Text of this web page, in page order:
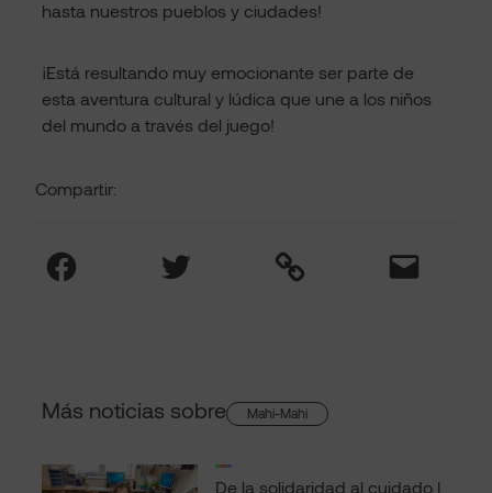
Compartir:
Facebook Twitter Link Mail
hasta nuestros pueblos y ciudades!
¡Está resultando muy emocionante ser parte de
esta aventura cultural y lúdica que une a los niños
del mundo a través del juego!
Más noticias sobre Mahi-Mahi
De la solidaridad al cuidado |